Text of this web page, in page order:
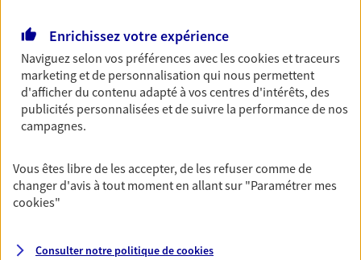
Collignon Jeremy
Agent général d'assurance exclusif AXA
Prévoyance & Patrimoine
39 Rue Hincmar, 51100 Reims
de 08:45 à 12:15 (sur rendez-vous) puis de 13:45 à
17:30 (sur rendez-vous)
Enrichissez votre expérience
Naviguez selon vos préférences avec lescookies et traceurs
marketing et de personnalisation qui nous permettent
d'afficher du contenu adapté à vos centres d'intérêts, des
publicités personnalisées et de suivre la performance de nos
campagnes.
Vous êtes libre de les accepter, de les refuser comme de
changer d'avis à tout moment en allant sur "Paramétrer mes
cookies"
Consulter notre politique decookies